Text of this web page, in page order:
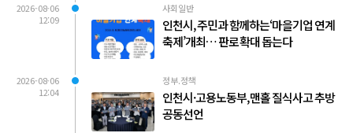
2026-08-06
12:09
사회일반
인천시, 주민과 함께하는‘마을기업 연계
축제’개최… 판로 확대 돕는다
2026-08-06
12:04
정부.정책
인천시·고용노동부, 맨홀 질식사고 추방
공동선언